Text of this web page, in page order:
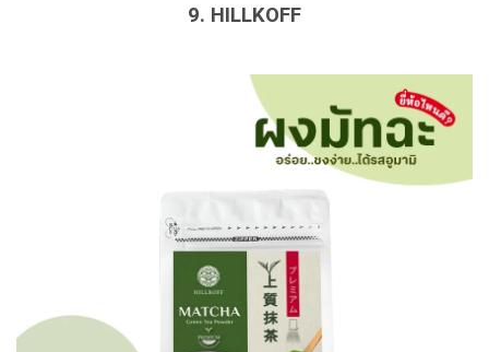
9. HILLKOFF